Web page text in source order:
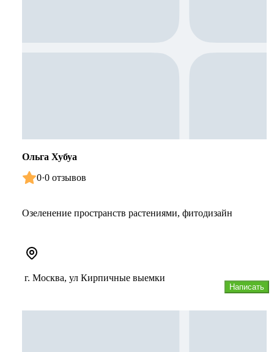
Ольга Хубуа
0·0 отзывов
Озеленение пространств растениями, фитодизайн
Написать
г. Москва, ул Кирпичные выемки